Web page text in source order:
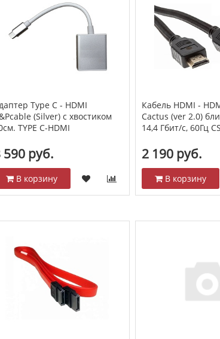
Type C - HDMI
(Silver) с хвостиком
TYPE C-HDMI
590 руб.
В корзину
Кабель HDMI -
Cactus (ver 2.0)
14,4 Гбит/с, 60Гц
2 190 руб.
В корзину